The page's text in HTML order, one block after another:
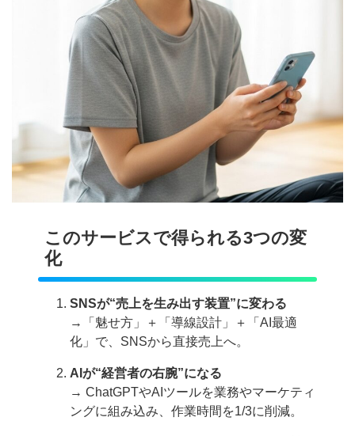
このサービスで得られる3つの変
化
SNSが“売上を生み出す装置”に変わる
→「魅せ方」＋「導線設計」＋「AI最適
化」で、SNSから直接売上へ。
AIが“経営者の右腕”になる
→ ChatGPTやAIツールを業務やマーケティ
ングに組み込み、作業時間を1/3に削減。